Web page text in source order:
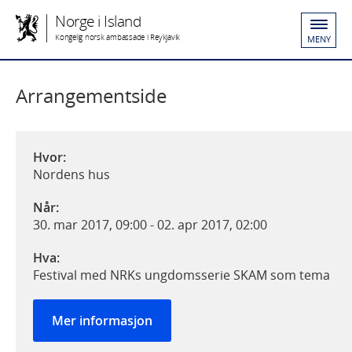
Norge i Island
Kongelig norsk ambassade i Reykjavik MENY
Arrangementside
Hvor:
Nordens hus
Når:
30. mar 2017, 09:00-02. apr 2017, 02:00
Hva:
Festival med NRKs ungdomsserie SKAM som tema
Mer informasjon